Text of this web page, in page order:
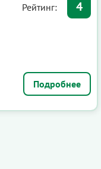
Рейтинг: 4
Подробнее